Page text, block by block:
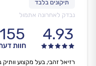
נבדק לאחרונה אתמול
4.93
155
חוות
רזיאל זהבי, בעל מקצוע